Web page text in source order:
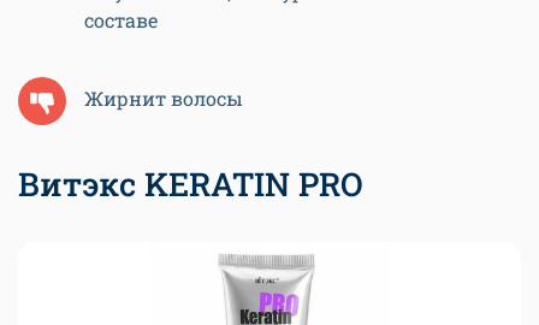
составе
Жирнит волосы
Витэкс KERATIN PRO